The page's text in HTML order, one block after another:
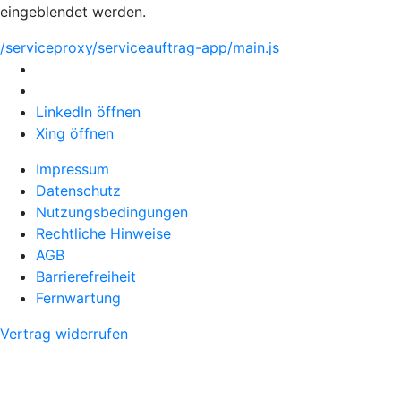
eingeblendet werden.
/serviceproxy/serviceauftrag-app/main.js
LinkedIn öffnen
Xing öffnen
Impressum
Datenschutz
Nutzungsbedingungen
Rechtliche Hinweise
AGB
Barrierefreiheit
Fernwartung
Vertrag widerrufen